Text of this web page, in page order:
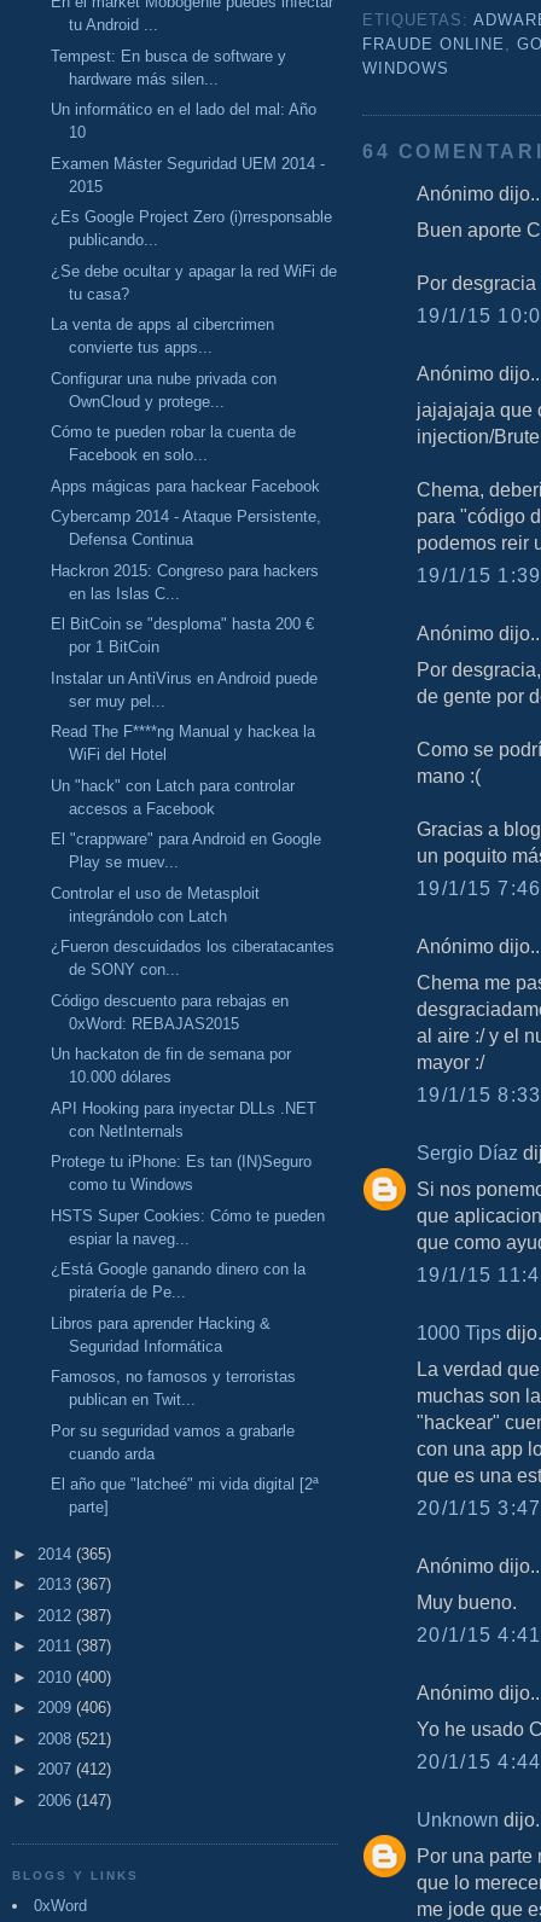
tu Android ...
Tempest: En busca de software y
hardware más silen...
Un informático en el lado del mal: Año
10
Examen Máster Seguridad UEM 2014 -
2015
¿Es Google Project Zero (i)rresponsable
publicando...
¿Se debe ocultar y apagar la red WiFi de
tu casa?
La venta de apps al cibercrimen
convierte tus apps...
Configurar una nube privada con
OwnCloud y protege...
Cómo te pueden robar la cuenta de
Facebook en solo...
Apps mágicas para hackear Facebook
Cybercamp 2014 - Ataque Persistente,
Defensa Continua
Hackron 2015: Congreso para hackers
en las Islas C...
El BitCoin se "desploma" hasta 200 €
por 1 BitCoin
Instalar un AntiVirus en Android puede
ser muy pel...
Read The F****ng Manual y hackea la
WiFi del Hotel
Un "hack" con Latch para controlar
accesos a Facebook
El "crappware" para Android en Google
Play se muev...
Controlar el uso de Metasploit
integrándolo con Latch
¿Fueron descuidados los ciberatacantes
de SONY con...
Código descuento para rebajas en
0xWord: REBAJAS2015
Un hackaton de fin de semana por
10.000 dólares
API Hooking para inyectar DLLs .NET
con NetInternals
Protege tu iPhone: Es tan (IN)Seguro
como tu Windows
HSTS Super Cookies: Cómo te pueden
espiar la naveg...
¿Está Google ganando dinero con la
piratería de Pe...
Libros para aprender Hacking &
Seguridad Informática
Famosos, no famosos y terroristas
publican en Twit...
Por su seguridad vamos a grabarle
cuando arda
El año que "latcheé" mi vida digital [2ª
parte]
► 2014 (365)
► 2013 (367)
► 2012 (387)
► 2011 (387)
► 2010 (400)
► 2009 (406)
► 2008 (521)
► 2007 (412)
► 2006 (147)
BLOGS Y LINKS
0xWord
ETIQUETAS:
FRAUDE ONLINE ,
WINDOWS
64
Anónimo
Buen aporte
Por
19/1/15
Anónimo
jajajajaja que
injection/
Chema,
para "código
podemos reir
19/1/15
Anónimo
Por
de gente por
Como se
mano :(
Gracias a
un poquito
19/1/15
Anónimo
Chema me
al aire :/ y el
mayor :/
19/1/15
Sergio Díaz
Si nos
que
que como
19/1/15
1000 Tips
La verdad
muchas son
"hackear"
con una app
que es una
20/1/15
Anónimo
Muy bueno.
20/1/15
Anónimo
Yo he usado
20/1/15
Unknown
Por una parte
que lo
me jode que